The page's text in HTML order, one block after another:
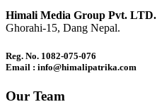
Himali Media Group Pvt. LTD.
Ghorahi-15, Dang Nepal.
Reg. No. 1082-075-076
Email : info@himalipatrika.com
Our Team